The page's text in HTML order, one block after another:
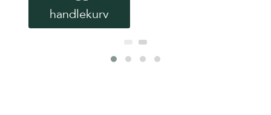
handlekurv